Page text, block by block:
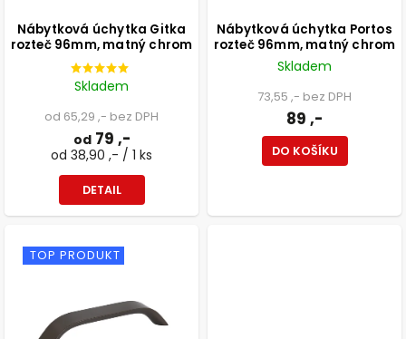
Nábytková úchytka Gitka
rozteč 96mm, matný chrom
Skladem
od 65,29 ,- bez DPH
od79 ,-
od 38,90 ,- / 1 ks
DETAIL
Nábytková úchytka Portos
rozteč 96mm, matný chrom
Skladem
73,55 ,- bez DPH
89 ,-
DO KOŠÍKU
TOP PRODUKT